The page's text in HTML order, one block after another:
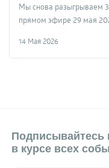
Мы снова разыгрываем
прямом эфире 29 мая
14 Мая 2026
Подписывайтесь
в курсе всех